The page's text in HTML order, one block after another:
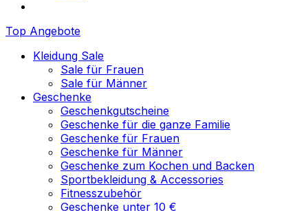
Top Angebote
Kleidung Sale
Sale für Frauen
Sale für Männer
Geschenke
Geschenkgutscheine
Geschenke für die ganze Familie
Geschenke für Frauen
Geschenke für Männer
Geschenke zum Kochen und Backen
Sportbekleidung & Accessories
Fitnesszubehör
Geschenke unter 10 €